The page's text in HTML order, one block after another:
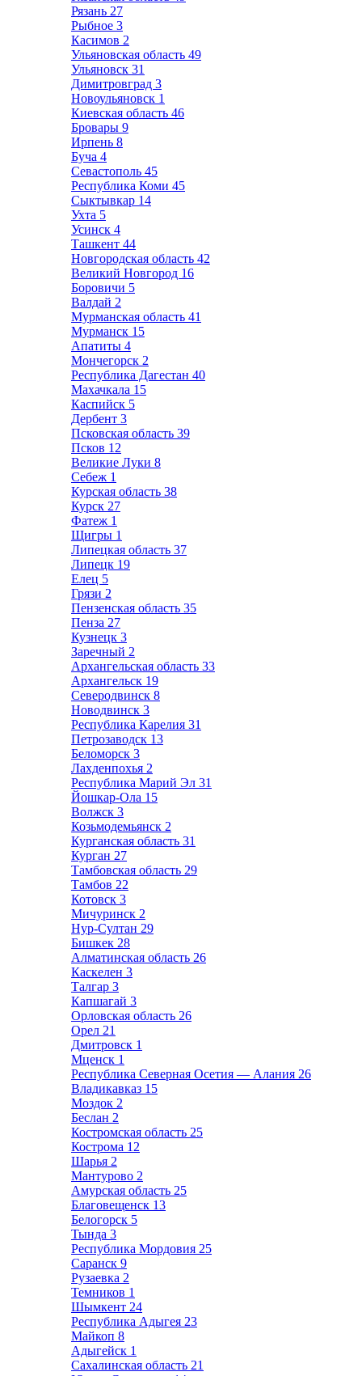
Рязань 27
Рыбное 3
Касимов 2
Ульяновская область 49
Ульяновск 31
Димитровград 3
Новоульяновск 1
Киевская область 46
Бровары 9
Ирпень 8
Буча 4
Севастополь 45
Республика Коми 45
Сыктывкар 14
Ухта 5
Усинск 4
Ташкент 44
Новгородская область 42
Великий Новгород 16
Боровичи 5
Валдай 2
Мурманская область 41
Мурманск 15
Апатиты 4
Мончегорск 2
Республика Дагестан 40
Махачкала 15
Каспийск 5
Дербент 3
Псковская область 39
Псков 12
Великие Луки 8
Себеж 1
Курская область 38
Курск 27
Фатеж 1
Щигры 1
Липецкая область 37
Липецк 19
Елец 5
Грязи 2
Пензенская область 35
Пенза 27
Кузнецк 3
Заречный 2
Архангельская область 33
Архангельск 19
Северодвинск 8
Новодвинск 3
Республика Карелия 31
Петрозаводск 13
Беломорск 3
Лахденпохья 2
Республика Марий Эл 31
Йошкар-Ола 15
Волжск 3
Козьмодемьянск 2
Курганская область 31
Курган 27
Тамбовская область 29
Тамбов 22
Котовск 3
Мичуринск 2
Нур-Султан 29
Бишкек 28
Алматинская область 26
Каскелен 3
Талгар 3
Капшагай 3
Орловская область 26
Орел 21
Дмитровск 1
Мценск 1
Республика Северная Осетия — Алания 26
Владикавказ 15
Моздок 2
Беслан 2
Костромская область 25
Кострома 12
Шарья 2
Мантурово 2
Амурская область 25
Благовещенск 13
Белогорск 5
Тында 3
Республика Мордовия 25
Саранск 9
Рузаевка 2
Темников 1
Шымкент 24
Республика Адыгея 23
Майкоп 8
Адыгейск 1
Сахалинская область 21